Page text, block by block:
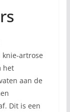
artrose
het
aan de
Dit is een